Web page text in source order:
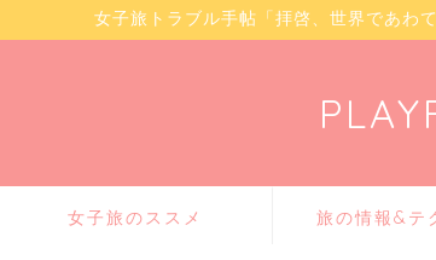
女子旅トラブル手帖「拝啓、世界であわ
女子旅のススメ 旅の情報&テ